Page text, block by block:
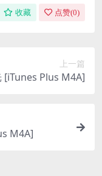
收藏 点赞(0)
上一篇
[iTunes Plus M4A]
M4A]